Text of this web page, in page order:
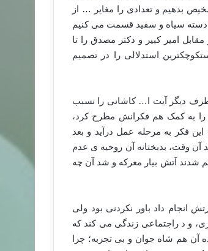
بدهیم و تعدادی را مغایر … از
دسته سیاه و سفید قسمت می کنیم
امیر کبیر و دکتر مصدق را تا
استدلالی را در تصمیم
دیگر آیت ا… کاشانی را نسبب
به کمک هم فکرانش مطرح کرد،
فکر به مرحله عمل درآید و بعد
آن وقت، بدبختانه آن روحیه ی عدم
شدند آتش بیار معرکه و شد آن چه
انجام داد باور نکردنی بود ولی
و د راجتماعی زندگی می کند که
هم شاه جوان و بی تجربه؛ چرا